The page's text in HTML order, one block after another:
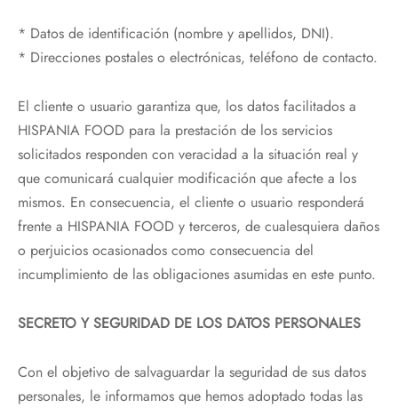
* Datos de identificación (nombre y apellidos, DNI).
* Direcciones postales o electrónicas, teléfono de contacto.
El cliente o usuario garantiza que, los datos facilitados a
HISPANIA FOOD para la prestación de los servicios
solicitados responden con veracidad a la situación real y
que comunicará cualquier modificación que afecte a los
mismos. En consecuencia, el cliente o usuario responderá
frente a HISPANIA FOOD y terceros, de cualesquiera daños
o perjuicios ocasionados como consecuencia del
incumplimiento de las obligaciones asumidas en este punto.
SECRETO Y SEGURIDAD DE LOS DATOS PERSONALES
Con el objetivo de salvaguardar la seguridad de sus datos
personales, le informamos que hemos adoptado todas las